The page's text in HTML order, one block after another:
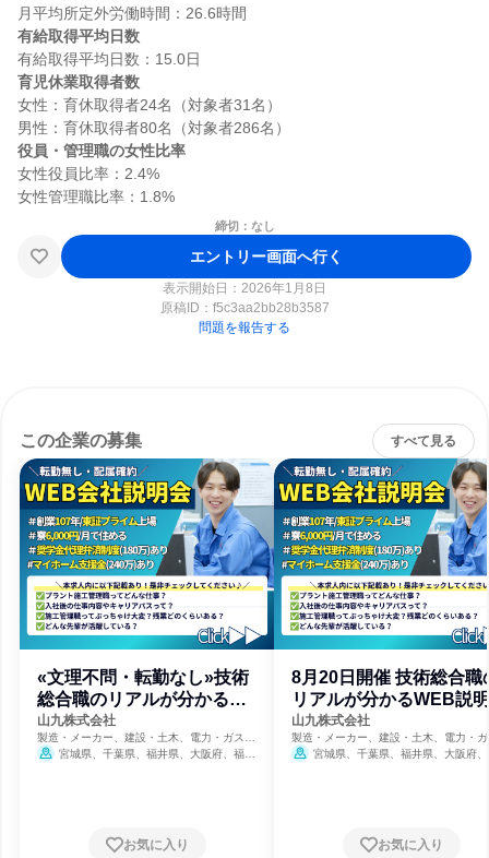
有給取得平均日数
育児休業取得者数
女性：育休取得者24名（対象者31名）
役員・管理職の女性比率
女性役員比率：2.4%
締切：なし
エントリー画面へ行く
表示開始日：2026年1月8日
原稿ID： f5c3aa2bb28b3587
問題を報告する
この企業の募集 すべて見る
«文理不問・転勤なし»技術
総合職のリアルが分かる会
社説明会
山九株式会社
製造・メーカー、建設・土木、電力・ガス・
水道・エネルギー
宮城県、千葉県、福井県、大阪府、福岡
お気に入り
8月20日開催 技術総合職
リアルが分かるWEB説
山九株式会社
製造・メーカー、建設・土木、電力・
水道・エネルギー
宮城県、千葉県、福井県、大阪府
お気に入り